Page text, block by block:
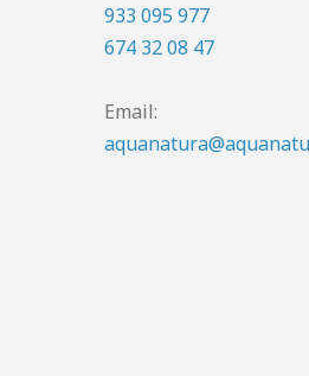
933 095 977
674 32 08 47
Email: